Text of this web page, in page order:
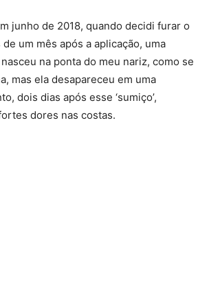
junho de 2018, quando decidi furar o
um mês após a aplicação, uma
na ponta do meu nariz, como se
mas ela desapareceu em uma
dois dias após esse ‘sumiço’,
dores nas costas.